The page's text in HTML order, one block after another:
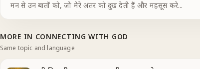
मन से उन बातों को, जो मेरे अंतर को दुख देती हैं और महसूस करे...
MORE IN CONNECTING WITH GOD
Same topic and language